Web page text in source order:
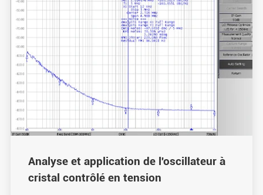
Analyse et application de l'oscillateur à
cristal contrôlé en tension